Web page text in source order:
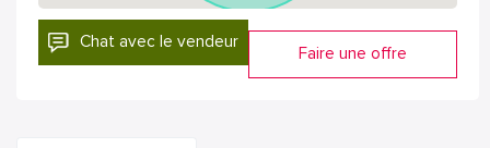
Chat avec le vendeur
Faire une offre